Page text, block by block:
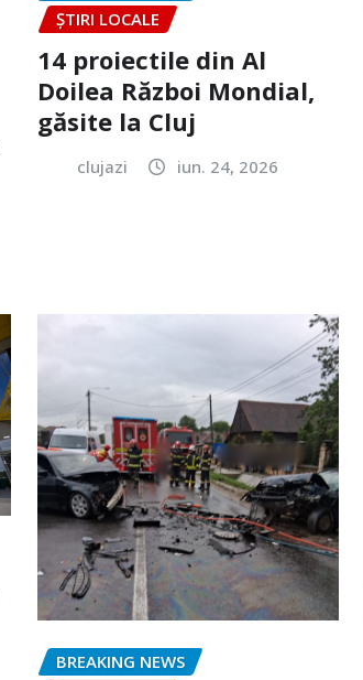
ȘTIRI LOCALE
14 proiectile din Al
Doilea Război Mondial,
găsite la Cluj
clujazi iun. 24, 2026
BREAKING NEWS